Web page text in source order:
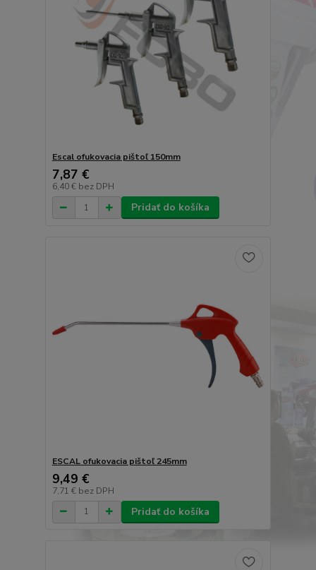
Escal ofukovacia pištoľ 150mm
7,87 €
6,40 € bez DPH
Pridať do košíka
ESCAL ofukovacia pištoľ 245mm
9,49 €
7,71 € bez DPH
Pridať do košíka